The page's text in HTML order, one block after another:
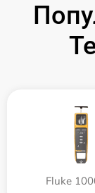
Fluke